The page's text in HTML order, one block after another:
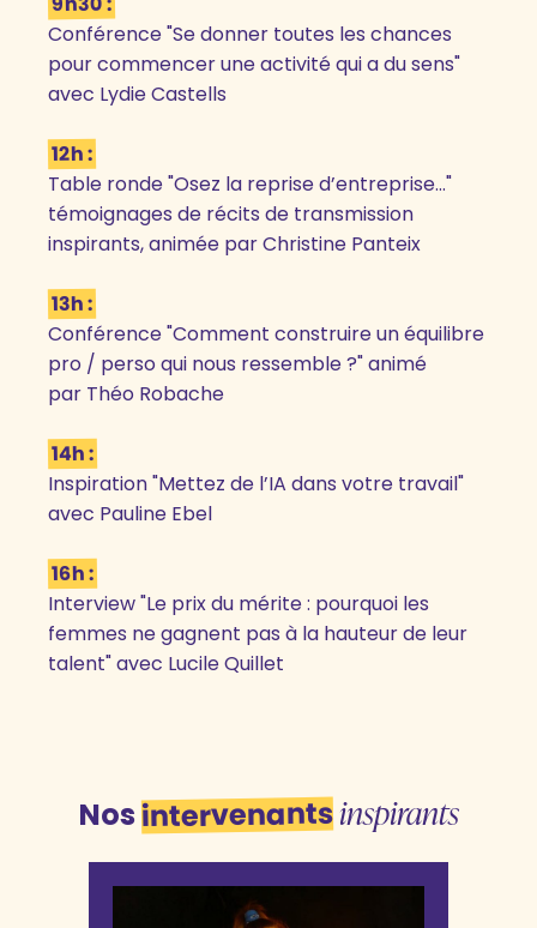
Conférence "Se donner toutes les chances
pour commencer une activité qui a du sens"
avec Lydie Castells
12h :
Table ronde "Osez la reprise d’entreprise..."
témoignages de récits de transmission
inspirants, animée par Christine Panteix
13h :
Conférence "Comment construire un équilibre
pro / perso qui nous ressemble ?" animé
par Théo Robache
14h :
Inspiration "Mettez de l’IA dans votre travail"
avec Pauline Ebel
16h :
Interview "Le prix du mérite : pourquoi les
femmes ne gagnent pas à la hauteur de leur
talent" avec Lucile Quillet
Nosintervenantsinspirants